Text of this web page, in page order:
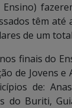
têm até
de um
finais do
de Jovens
de:
do Buriti,